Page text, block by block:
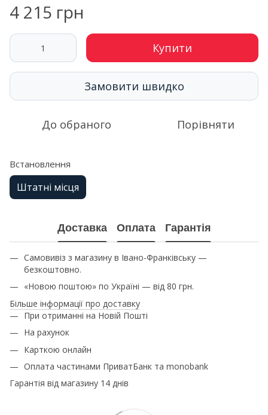
4 215 грн
Купити
Замовити швидко
До обраного Порівняти
Встановлення
Штатні місця
Доставка Оплата Гарантія
Самовивіз з магазину в Івано-Франківську —
безкоштовно.
«Новою поштою» по Україні — від 80 грн.
Більше інформації про доставку
При отриманні на Новій Пошті
На рахунок
Карткою онлайн
Оплата частинами ПриватБанк та monobank
Гарантія від магазину 14 днів